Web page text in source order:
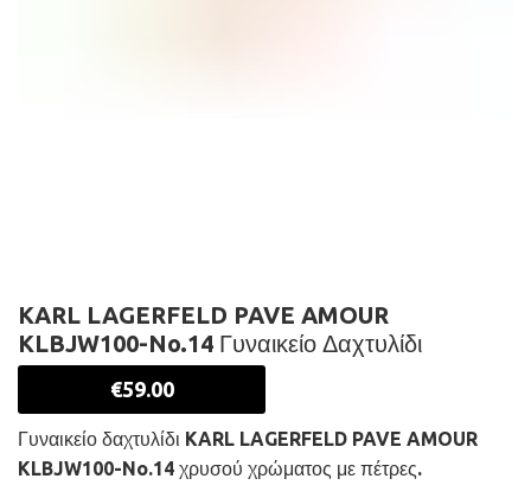
KARL LAGERFELD PAVE AMOUR
KLBJW100-No.14 Γυναικείο Δαχτυλίδι
€59.00
Γυναικείο δαχτυλίδι KARL LAGERFELD PAVE AMOUR
KLBJW100-No.14 χρυσού χρώματος με πέτρες.